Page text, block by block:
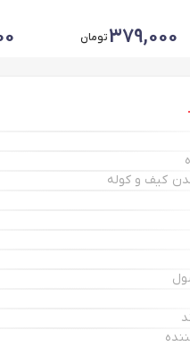
379,000تومان
کیف و کوله